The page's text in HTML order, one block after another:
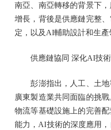
南亞、南亞轉移的背景下
增長，背後是供應鏈完整
定，以及AI輔助設計和生產
供應鏈協同 深化AI技術
彭澎指出，人工、土地
廣東製造業共同面臨的挑
物流等基礎設施上的完善
能力，AI技術的深度應用